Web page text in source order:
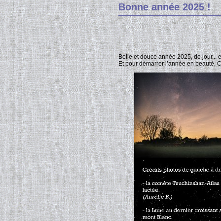
Bonne année 2025 !
Belle et douce année 2025, de jour...
Et pour démarrer l’année en beauté,